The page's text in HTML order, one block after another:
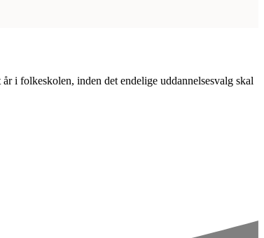
i folkeskolen, inden det endelige uddannelsesvalg skal